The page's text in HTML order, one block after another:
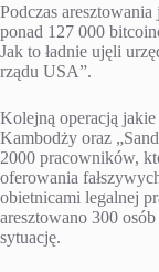
Podczas
ponad 127 000
Jak to ładnie ujęli
rządu USA”.
Kolejną operacją
Kambodży oraz
2000 pracowników,
oferowania
obietnicami legalnej
aresztowano 300
sytuację.